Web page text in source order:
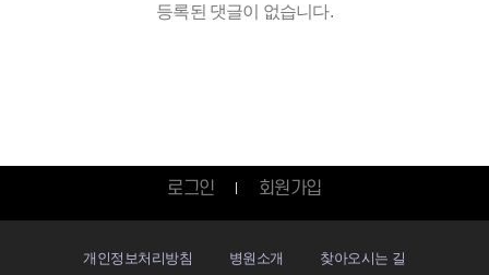
등록된 댓글이 없습니다.
로그인 회원가입
개인정보처리방침 병원소개 찾아오시는 길